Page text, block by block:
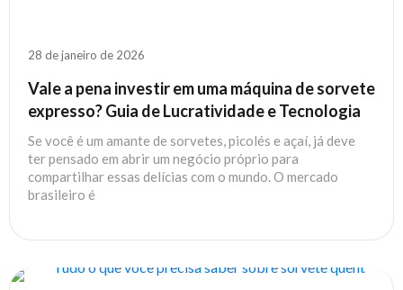
28 de janeiro de 2026
Vale a pena investir em uma máquina de sorvete
expresso? Guia de Lucratividade e Tecnologia
Se você é um amante de sorvetes, picolés e açaí, já deve
ter pensado em abrir um negócio próprio para
compartilhar essas delícias com o mundo. O mercado
brasileiro é